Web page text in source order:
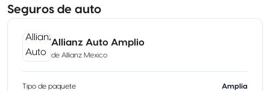
Seguros de auto
Allianz Auto Amplio
de Allianz Mexico
Tipo de paquete
Amplia